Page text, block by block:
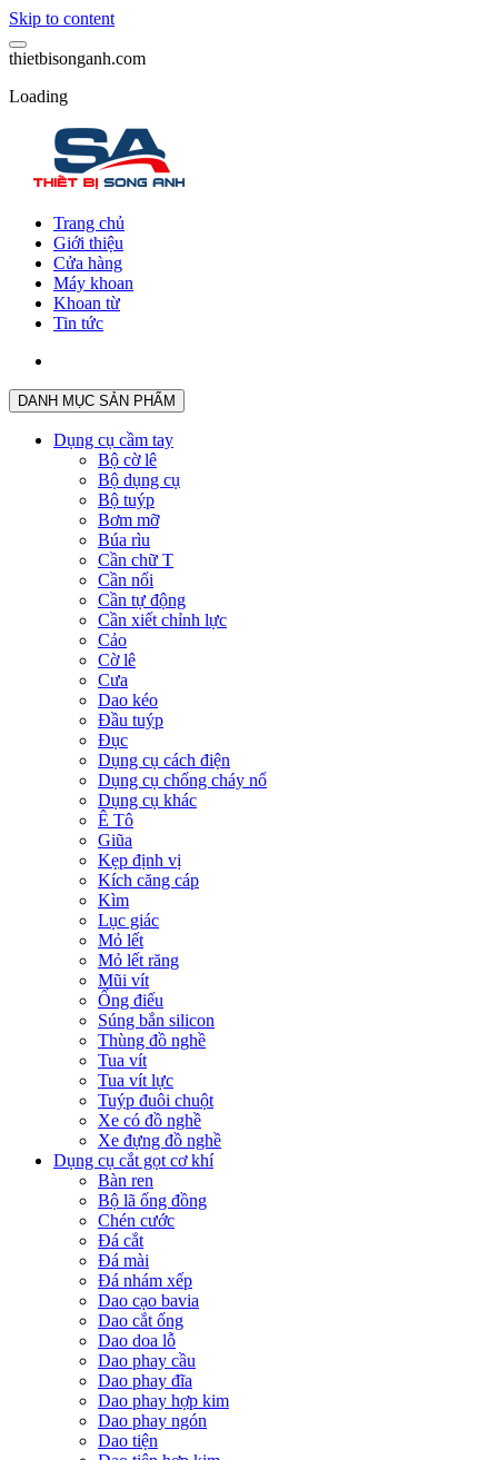
Skip to content
thietbisonganh.com
Loading
Trang chủ
Giới thiệu
Cửa hàng
Máy khoan
Khoan từ
Tin tức
DANH MỤC SẢN PHẨM
Dụng cụ cầm tay
Bộ cờ lê
Bộ dụng cụ
Bộ tuýp
Bơm mỡ
Búa rìu
Cần chữ T
Cần nối
Cần tự động
Cần xiết chỉnh lực
Cảo
Cờ lê
Cưa
Dao kéo
Đầu tuýp
Đục
Dụng cụ cách điện
Dụng cụ chống cháy nổ
Dụng cụ khác
Ê Tô
Giũa
Kẹp định vị
Kích căng cáp
Kìm
Lục giác
Mỏ lết
Mỏ lết răng
Mũi vít
Ống điếu
Súng bắn silicon
Thùng đồ nghề
Tua vít
Tua vít lực
Tuýp đuôi chuột
Xe có đồ nghề
Xe đựng đồ nghề
Dụng cụ cắt gọt cơ khí
Bàn ren
Bộ lã ống đồng
Chén cước
Đá cắt
Đá mài
Đá nhám xếp
Dao cạo bavia
Dao cắt ống
Dao doa lỗ
Dao phay cầu
Dao phay đĩa
Dao phay hợp kim
Dao phay ngón
Dao tiện